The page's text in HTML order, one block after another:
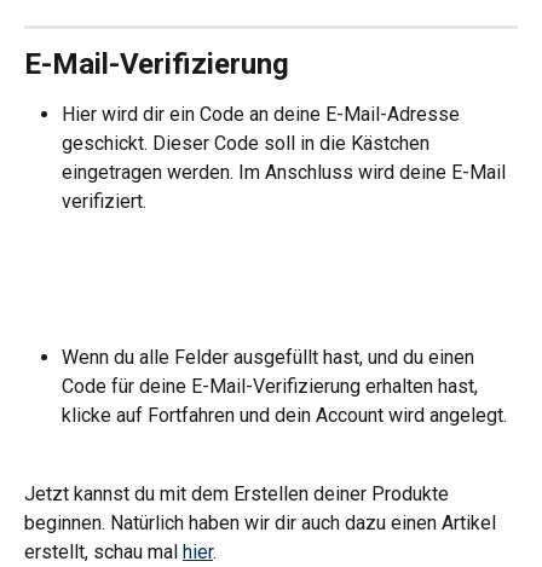
E-Mail-Verifizierung
Hier wird dir ein Code an deine E-Mail-Adresse
geschickt. Dieser Code soll in die Kästchen
eingetragen werden. Im Anschluss wird deine E-Mail
verifiziert.
Wenn du alle Felder ausgefüllt hast, und du einen
Code für deine E-Mail-Verifizierung erhalten hast,
klicke auf Fortfahren und dein Account wird angelegt.
Jetzt kannst du mit dem Erstellen deiner Produkte
beginnen. Natürlich haben wir dir auch dazu einen Artikel
erstellt, schau mal hier.